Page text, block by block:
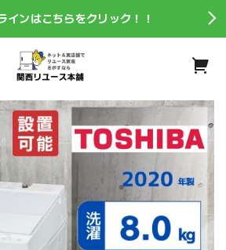
インはこちらをクリック！！